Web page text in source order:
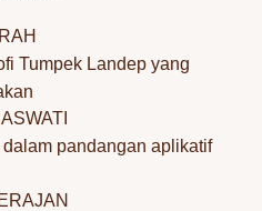
Tumpek Landep yang
pandangan aplikatif